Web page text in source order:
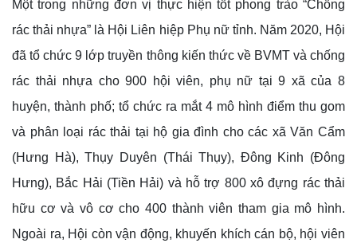
Một trong những đơn vị thực hiện tốt phong trào “Chống
rác thải nhựa” là Hội Liên hiệp Phụ nữ tỉnh. Năm 2020, Hội
đã tổ chức 9 lớp truyền thông kiến thức về BVMT và chống
rác thải nhựa cho 900 hội viên, phụ nữ tại 9 xã của 8
huyện, thành phố; tổ chức ra mắt 4 mô hình điểm thu gom
và phân loại rác thải tại hộ gia đình cho các xã Văn Cẩm
(Hưng Hà), Thụy Duyên (Thái Thụy), Đông Kinh (Đông
Hưng), Bắc Hải (Tiền Hải) và hỗ trợ 800 xô đựng rác thải
hữu cơ và vô cơ cho 400 thành viên tham gia mô hình.
Ngoài ra, Hội còn vận động, khuyến khích cán bộ, hội viên